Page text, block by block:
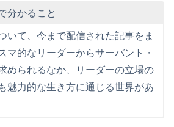
分かること
いて、今まで配信された記事をま
マ的なリーダーからサーバント・
められるなか、リーダーの立場の
魅力的な生き方に通じる世界があ